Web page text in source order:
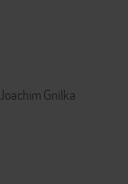
Joachim Gnilka